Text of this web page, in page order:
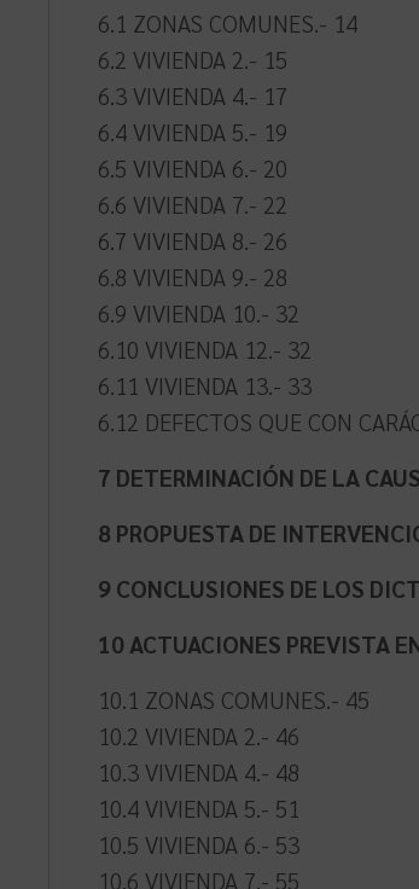
6.1 ZONAS COMUNES.- 14
6.2 VIVIENDA 2.- 15
6.3 VIVIENDA 4.- 17
6.4 VIVIENDA 5.- 19
6.5 VIVIENDA 6.- 20
6.6 VIVIENDA 7.- 22
6.7 VIVIENDA 8.- 26
6.8 VIVIENDA 9.- 28
6.9 VIVIENDA 10.- 32
6.10 VIVIENDA 12.- 32
6.11 VIVIENDA 13.- 33
6.12 DEFECTOS QUE CON
7 DETERMINACIÓN DE LA
8 PROPUESTA DE
9 CONCLUSIONES DE LOS
10 ACTUACIONES PREVISTA
10.1 ZONAS COMUNES.- 45
10.2 VIVIENDA 2.- 46
10.3 VIVIENDA 4.- 48
10.4 VIVIENDA 5.- 51
10.5 VIVIENDA 6.- 53
10.6 VIVIENDA 7.- 55